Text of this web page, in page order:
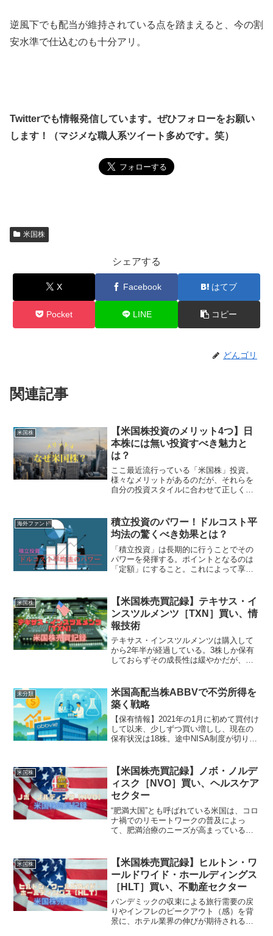
逆風下でも配当が維持されている点を踏まえると、今の割
安水準で仕込むのも十分アリ。
Twitterでも情報発信しています。ぜひフォローをお願い
します！（マジメな職人系ツイート多めです。笑）
米国株
シェアする
X Facebook はてブ
Pocket LINE コピー
どんゴリ
関連記事
米国株
【米国株投資のメリット4つ】日
本株には無い投資すべき魅力と
は？
ここ最近流行っている「米国株」投資。
様々なメリットがあるのだが、それらを
自分の投資スタイルに合わせて正しく認
言っている人をよく見るようになったか
ら、というような理...
海外ファンド
積立投資のパワー！ドルコスト平
均法の驚くべき効果とは？
「積立投資」は長期的に行うことでその
パワーを発揮する。ポイントとなるのは
「定額」にすること。これによって享受
立投資といえば、毎月・毎週・隔月など
決まったスパンで決まった...
米国株
【米国株売買記録】テキサス・イ
ンスツルメンツ［TXN］買い、情
報技術
テキサス・インスツルメンツは購入して
から2年半が経過している。3株しか保有
しておらずその成長性は緩やかだが、安
付数量：3株 取得単価：167.52USD...
未分類
米国高配当株ABBVで不労所得を
築く戦略
【保有情報】2021年の1月に初めて買付け
して以来、少しずつ買い増しし、現在の
保有状況は18株。途中NISA制度が切り替
を開始して以来、もっとも長く保有して
いるお気に入...
米国株
【米国株売買記録】ノボ・ノルデ
ィスク［NVO］買い、ヘルスケア
セクター
“肥満大国”とも呼ばれている米国は、コロ
ナ禍でのリモートワークの普及によっ
て、肥満治療のニーズが高まっている。
いて仕込みを行った。SBIでの取引結果
買付日：2022...
米国株
【米国株売買記録】ヒルトン・ワ
ールドワイド・ホールディングス
［HLT］買い、不動産セクター
パンデミックの収束による旅行需要の戻
りやインフレのピークアウト（感）を背
景に、ホテル業界の伸びが期待される。